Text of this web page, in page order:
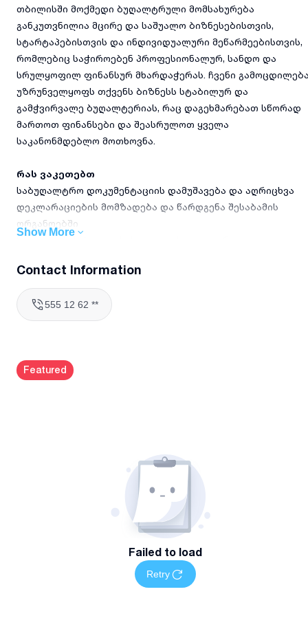
თბილისში მოქმედი ბუღალტრული მომსახურება
განკუთვნილია მცირე და საშუალო ბიზნესებისთვის,
სტარტაპებისთვის და ინდივიდუალური მეწარმეებისთვის,
რომლებიც საჭიროებენ პროფესიონალურ, სანდო და
სრულყოფილ ფინანსურ მხარდაჭერას. ჩვენი
უზრუნველყოფს თქვენს ბიზნესს სტაბილურ და
გამჭვირვალე ბუღალტერიას, რაც დაგეხმარებათ სწორად
მართოთ ფინანსები და შეასრულოთ ყველა
საკანონმდებლო მოთხოვნა.
რას ვაკეთებთ
საბუღალტრო დოკუმენტაციის დამუშავება და აღრიცხვა
დეკლარაციების მომზადება და წარდგენა შესაბამის
ორგანოებში
ხელფასების, საგადასახადო და სოციალური
ფინანსური ანგარიშგებების შედგენა და ანალიზი
საბუღალტრო კონსულტაციები და მიმდინარე მხარდაჭერა
ბიზნესის აუდიტისთვის საჭირო დოკუმენტაციის
სფეროში
თანამედროვე საბუღალტრო პროგრამების გამოყენება
ინდივიდუალური მიდგომა თითოეული კლიენტის
მომსახურების არეალი და ხელმისაწვდომობა
მომსახურება ხელმისაწვდომია თბილისში როგორც
დისტანციურად, ასევე ადგილზე ვიზიტით.
Show More
Contact Information
555 12 62 **
Featured
Failed to load
Retry